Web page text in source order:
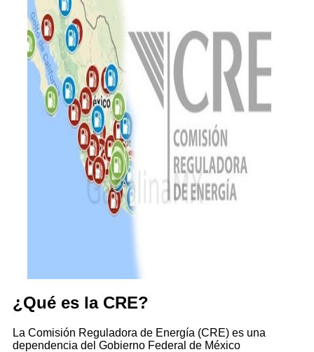
¿Qué es la CRE?
La Comisión Reguladora de Energía (CRE) es una
dependencia del Gobierno Federal de México